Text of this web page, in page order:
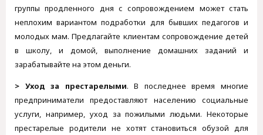
группы продленного дня с сопровождением может стать
неплохим вариантом подработки для бывших педагогов и
молодых мам. Предлагайте клиентам сопровождение детей
в школу, и домой, выполнение домашних заданий и
зарабатывайте на этом деньги.
> Уход за престарелыми. В последнее время многие
предприниматели предоставляют населению социальные
услуги, например, уход за пожилыми людьми. Некоторые
престарелые родители не хотят становиться обузой для